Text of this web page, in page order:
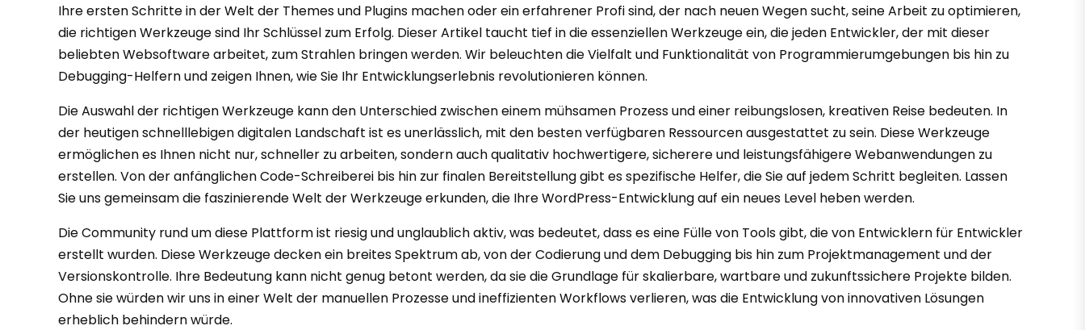
Ihre ersten Schritte in der Welt der Themes und Plugins machen oder ein erfahrener Profi sind, der nach neuen Wegen sucht, seine Arbeit zu optimieren,
die richtigen Werkzeuge sind Ihr Schlüssel zum Erfolg. Dieser Artikel taucht tief in die essenziellen Werkzeuge ein, die jeden Entwickler, der mit dieser
beliebten Websoftware arbeitet, zum Strahlen bringen werden. Wir beleuchten die Vielfalt und Funktionalität von Programmierumgebungen bis hin zu
Debugging-Helfern und zeigen Ihnen, wie Sie Ihr Entwicklungserlebnis revolutionieren können.
Die Auswahl der richtigen Werkzeuge kann den Unterschied zwischen einem mühsamen Prozess und einer reibungslosen, kreativen Reise bedeuten. In
der heutigen schnelllebigen digitalen Landschaft ist es unerlässlich, mit den besten verfügbaren Ressourcen ausgestattet zu sein. Diese Werkzeuge
ermöglichen es Ihnen nicht nur, schneller zu arbeiten, sondern auch qualitativ hochwertigere, sicherere und leistungsfähigere Webanwendungen zu
erstellen. Von der anfänglichen Code-Schreiberei bis hin zur finalen Bereitstellung gibt es spezifische Helfer, die Sie auf jedem Schritt begleiten. Lassen
Sie uns gemeinsam die faszinierende Welt der Werkzeuge erkunden, die Ihre WordPress-Entwicklung auf ein neues Level heben werden.
Die Community rund um diese Plattform ist riesig und unglaublich aktiv, was bedeutet, dass es eine Fülle von Tools gibt, die von Entwicklern für Entwickler
erstellt wurden. Diese Werkzeuge decken ein breites Spektrum ab, von der Codierung und dem Debugging bis hin zum Projektmanagement und der
Versionskontrolle. Ihre Bedeutung kann nicht genug betont werden, da sie die Grundlage für skalierbare, wartbare und zukunftssichere Projekte bilden.
Ohne sie würden wir uns in einer Welt der manuellen Prozesse und ineffizienten Workflows verlieren, was die Entwicklung von innovativen Lösungen
erheblich behindern würde.